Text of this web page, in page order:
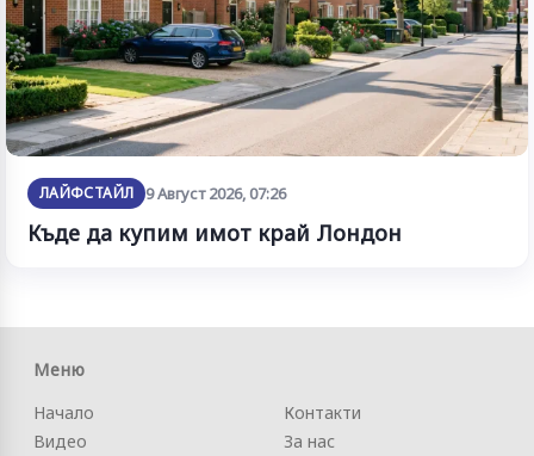
ЛАЙФСТАЙЛ 9 Август 2026, 07:26
Къде да купим имот край Лондон
Меню
Начало
Видео
Контакти
За нас